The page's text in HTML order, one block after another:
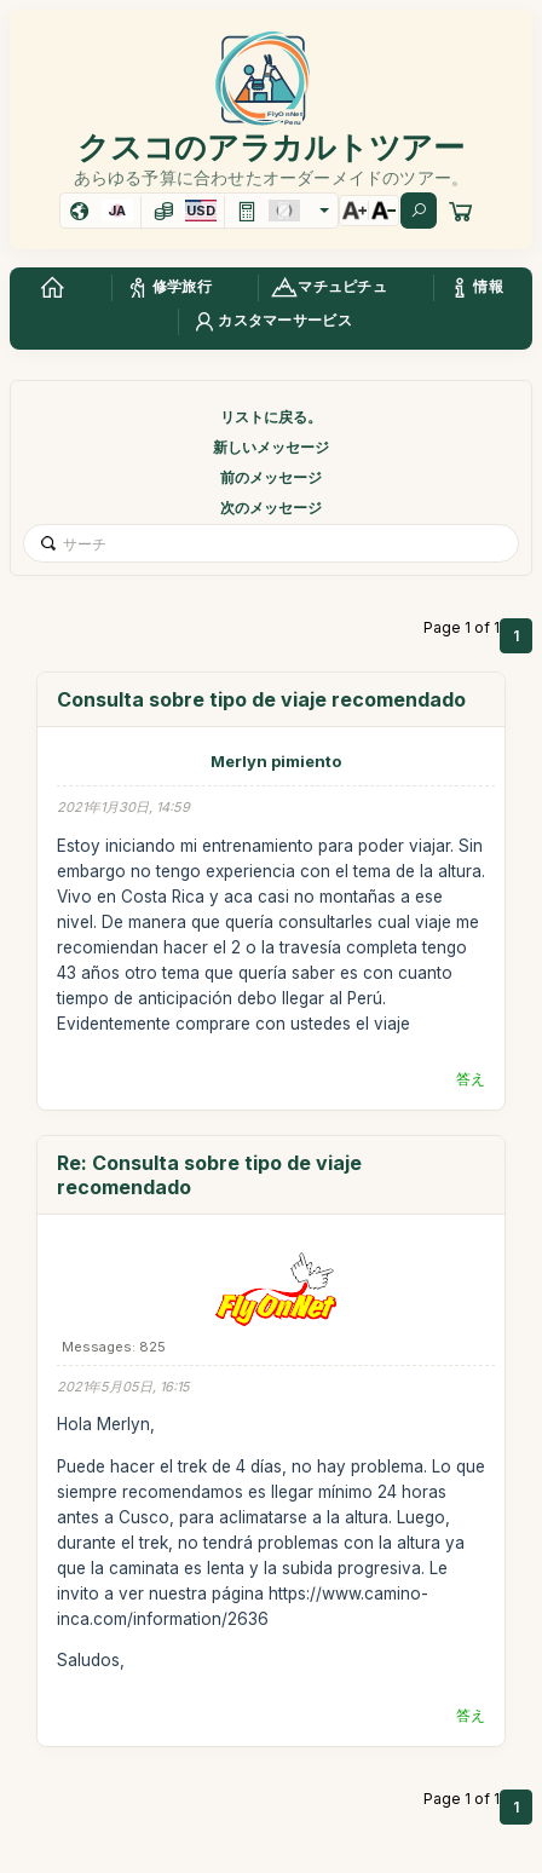
クスコのアラカルトツアー
あらゆる予算に合わせたオーダーメイドのツアー。
JA USD
修学旅行 マチュピチュ
情報
カスタマーサービス
リストに戻る。
新しいメッセージ
前のメッセージ
次のメッセージ
Page 1 of 1 1
Consulta sobre tipo de viaje recomendado
Merlyn pimiento
2021年1月30日, 14:59
Estoy iniciando mi entrenamiento para poder viajar. Sin
embargo no tengo experiencia con el tema de la altura.
Vivo en Costa Rica y aca casi no montañas a ese
nivel. De manera que quería consultarles cual viaje me
recomiendan hacer el 2 o la travesía completa tengo
43 años otro tema que quería saber es con cuanto
tiempo de anticipación debo llegar al Perú.
Evidentemente comprare con ustedes el viaje
答え
Re: Consulta sobre tipo de viaje
recomendado
Messages: 825
2021年5月05日, 16:15
Hola Merlyn,
Puede hacer el trek de 4 días, no hay problema. Lo que
siempre recomendamos es llegar mínimo 24 horas
antes a Cusco, para aclimatarse a la altura. Luego,
durante el trek, no tendrá problemas con la altura ya
que la caminata es lenta y la subida progresiva. Le
invito a ver nuestra página https://www.camino-
inca.com/information/2636
Saludos,
答え
Page 1 of 1 1